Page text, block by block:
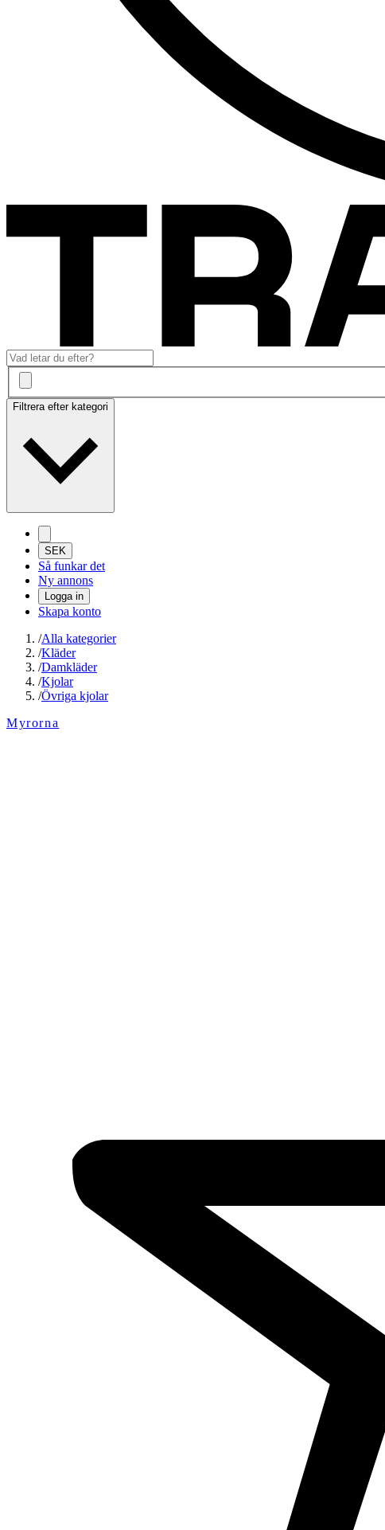
Filtrera efter kategori
SEK
Så funkar det
Ny annons
Logga in
Skapa konto
/Alla kategorier
/Kläder
/Damkläder
/Kjolar
/Övriga kjolar
Myrorna